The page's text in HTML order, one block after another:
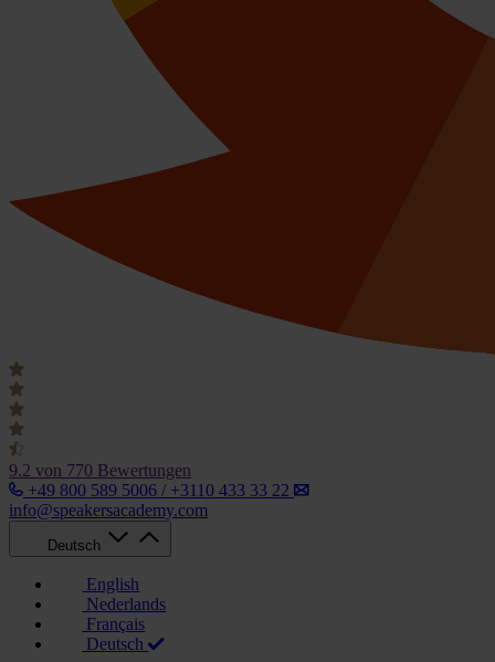
9.2 von 770 Bewertungen
+49 800 589 5006 / +3110 433 33 22
info@speakersacademy.com
Deutsch
English
Nederlands
Français
Deutsch